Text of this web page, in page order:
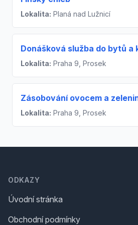
Lokalita: Planá nad Lužnicí
Donášková služba do bytů a
Lokalita: Praha 9, Prosek
Zásobování ovocem a
Lokalita: Praha 9, Prosek
ODKAZY
Úvodní stránka
Obchodní podmínky